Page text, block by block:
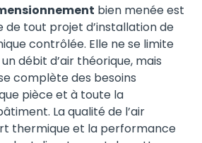
bien menée est
de tout projet d’installation de
contrôlée. Elle ne se limite
débit d’air théorique, mais
complète des besoins
pièce et à toute la
La qualité de l’air
thermique et la performance